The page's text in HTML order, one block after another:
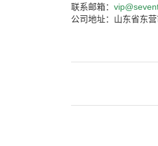
联系邮箱：
公司地址：山东省东